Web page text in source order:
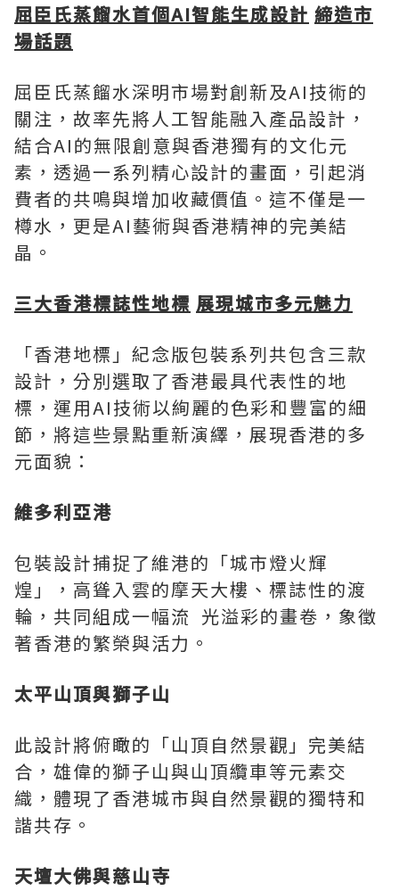
屈臣氏蒸餾水首個AI智能生成設計 締造市
場話題
屈臣氏蒸餾水深明市場對創新及AI技術的
關注，故率先將人工智能融入產品設計，
結合AI的無限創意與香港獨有的文化元
素，透過一系列精心設計的畫面，引起消
費者的共鳴與增加收藏價值。這不僅是一
樽水，更是AI藝術與香港精神的完美結
晶。
三大香港標誌性地標 展現城市多元魅力
「香港地標」紀念版包裝系列共包含三款
設計，分別選取了香港最具代表性的地
標，運用AI技術以絢麗的色彩和豐富的細
節，將這些景點重新演繹，展現香港的多
元面貌：
維多利亞港
包裝設計捕捉了維港的「城市燈火輝
煌」，高聳入雲的摩天大樓、標誌性的渡
輪，共同組成一幅流 光溢彩的畫卷，象徵
著香港的繁榮與活力。
太平山頂與獅子山
此設計將俯瞰的「山頂自然景觀」完美結
合，雄偉的獅子山與山頂纜車等元素交
織，體現了香港城市與自然景觀的獨特和
諧共存。
天壇大佛與慈山寺